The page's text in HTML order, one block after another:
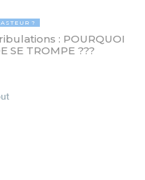
?
: POURQUOI
SE TROMPE ???